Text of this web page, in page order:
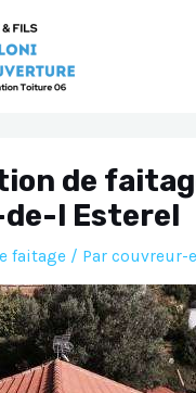
de
l Esterel
faitage/ Par couvreur-